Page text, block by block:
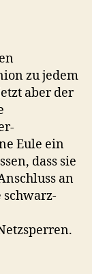
zu jedem
aber der
Eule ein
dass sie
an
schwarz-